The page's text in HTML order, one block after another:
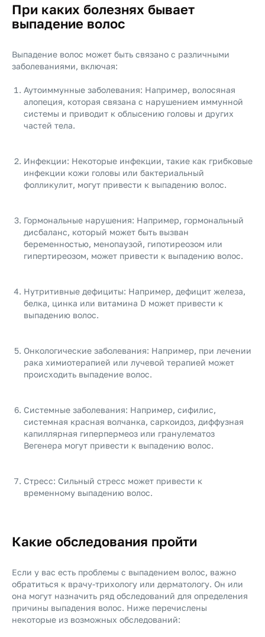
При каких болезнях бывает
выпадение волос
Выпадение волос может быть связано с различными
заболеваниями, включая:
Аутоиммунные заболевания: Например, волосяная
алопеция, которая связана с нарушением иммунной
системы и приводит к облысению головы и других
частей тела.
Инфекции: Некоторые инфекции, такие как грибковые
инфекции кожи головы или бактериальный
фолликулит, могут привести к выпадению волос.
Гормональные нарушения: Например, гормональный
дисбаланс, который может быть вызван
беременностью, менопаузой, гипотиреозом или
гипертиреозом, может привести к выпадению волос.
Нутритивные дефициты: Например, дефицит железа,
белка, цинка или витамина D может привести к
выпадению волос.
Онкологические заболевания: Например, при лечении
рака химиотерапией или лучевой терапией может
происходить выпадение волос.
Системные заболевания: Например, сифилис,
системная красная волчанка, саркоидоз, диффузная
капиллярная гиперпермеоз или гранулематоз
Вегенера могут привести к выпадению волос.
Стресс: Сильный стресс может привести к
временному выпадению волос.
Какие обследования пройти
Если у вас есть проблемы с выпадением волос, важно
обратиться к врачу-трихологу или дерматологу. Он или
она могут назначить ряд обследований для определения
причины выпадения волос. Ниже перечислены
некоторые из возможных обследований: